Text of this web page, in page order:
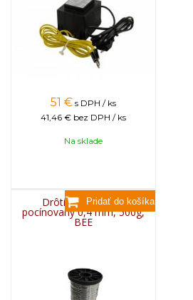
Napájanie: 230V / 50Hz
Výstupné napätie: 12VAC
Výkon: 50VA
Istenie: termopoistka 125°C vratná
51 € s DPH / ks
41,46 € bez DPH / ks
Na sklade
Drôtik do rámikov
pocínovaný 0,4 mm, 500g,
BEE